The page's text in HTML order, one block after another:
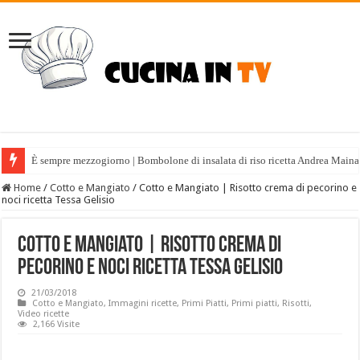
È sempre mezzogiorno | Bombolone di insalata di riso ricetta Andrea
Home / Cotto e Mangiato / Cotto e Mangiato | Risotto crema di pecorino e
noci ricetta Tessa Gelisio
Cotto e Mangiato | Risotto crema di
pecorino e noci ricetta Tessa Gelisio
21/03/2018
Cotto e Mangiato,Immagini ricette, Primi Piatti, Primi piatti, Risotti,
Video ricette
2,166 Visite